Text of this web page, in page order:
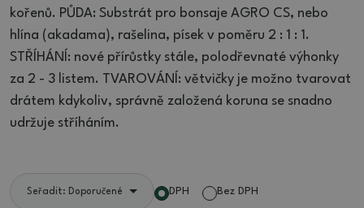
kořenů. PŮDA: Substrát pro bonsaje AGRO CS, nebo
hlína (akadama), rašelina, písek v poměru 2 : 1 : 1.
STŘÍHÁNÍ: nové přírůstky stále, polodřevnaté výhonky
za 2 - 3 listem. TVAROVÁNÍ: větvičky je možno tvarovat
drátem kdykoliv, správně založená koruna se snadno
udržuje stříháním.
Seřadit: Doporučené DPH Bez DPH